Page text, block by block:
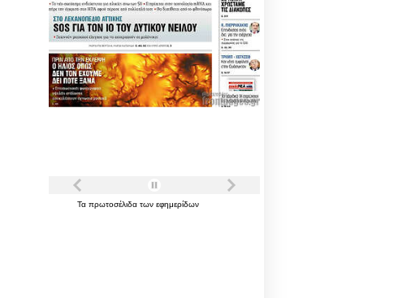
Τα πρωτοσέλιδα των εφημερίδων